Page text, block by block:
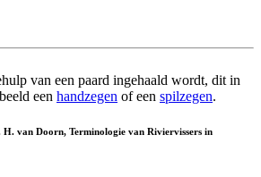
van een paard ingehaald wordt, dit in
een handzegen of een spilzegen.
H. van Doorn, Terminologie van Riviervissers in